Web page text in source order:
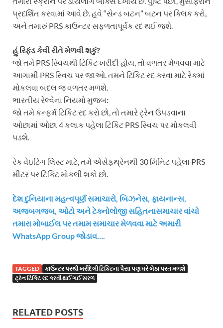
પ્રદર્શિત કરવામાં આવે છે. હવે “સેન્ડ બટન” બટન પર ક્લિક કરો,
અને તમારું PRS કાઉન્ટર સફળતાપૂર્વક રદ થઈ જશે.
હું રિફંડ કેવી રીતે મેળવી શકું?
જો તમે PRS સ્વિચથી ટિકિટ ખરીદી હોય, તો વળતર મેળવવા માટે
આગામી PRS સ્વિચ પર જાઓ. તમને ટિકિટ રદ કરવા માટે રેકમાં
મોકલવા બદલ જ વળતર મળશે.
ભારતીય રેલ્વેના નિયમો મુજબ:
જો તમે કન્ફર્મ ટિકિટ રદ કરો છો, તો તમારે ટ્રેન ઉપડવાના
ઓછામાં ઓછા 4 કલાક પહેલા ટિકિટ PRS સ્વિચ પર મોકલવી
પડશે.
રેક વેઇટિંગ લિસ્ટ માટે, તમે એસેફથ્રેનથી 30 મિનિટ પહેલા PRS
મીટર પર ટિકિટ મોકલી શકો છો.
દેશ દુનિયાના મહત્વપૂર્ણ સમાચારો, બિઝનેસ, ફાયનાન્સ,
અજબગજબ, ઓટો અને ટેક્નોલોજી સહિતનાસમાચાર વાંચો
તમારા મોબાઈલ પર તમામ સમાચાર મેળવવા માટે અમારી
WhatsApp Group જોડાવ….
TAGGED
કાઉન્ટર પરથી ખરીદેલી ટિકિટના પૈસા પણ ઘરે બેઠા પરત મળશે
ટ્રેન ટિકિટ રદ કરવી થઈ ગઈ સરળ
RELATED POSTS